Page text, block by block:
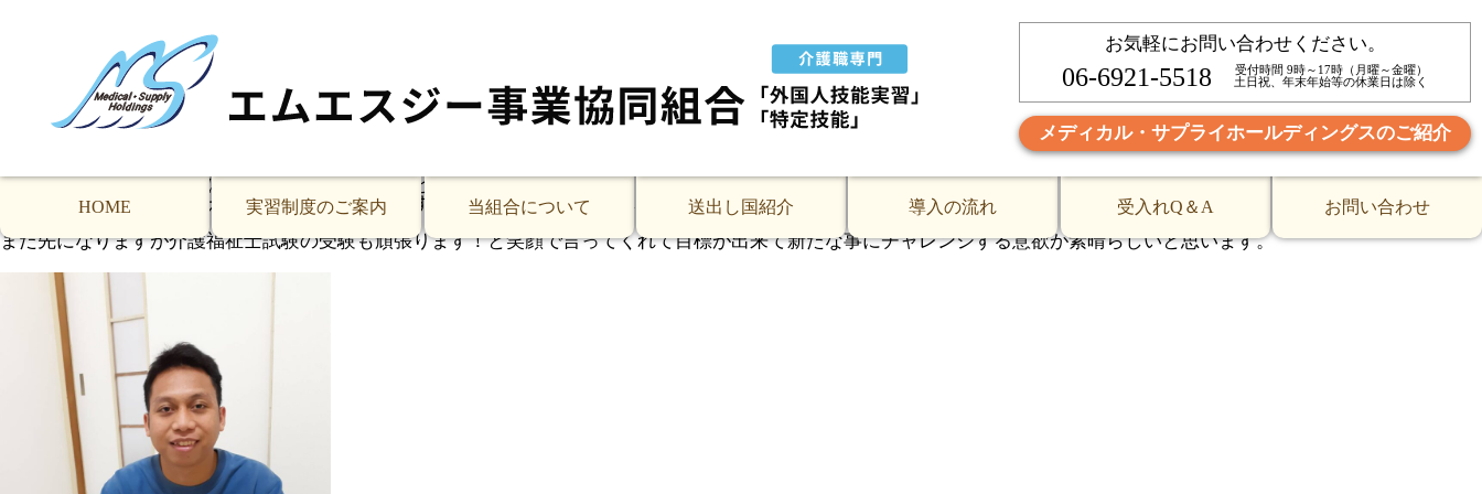
お気軽にお問い合わせください。
06-6921-5518
受付時間 9時～17時（月曜～金曜）
土日祝、年末年始等の休業日は除く
メディカル・サプライホールディングスのご紹介
HOME 実習制度のご案内 当組合について 送出し国紹介 導入の流れ 受入れQ＆A お問い合わせ
旭区のグループホームで働いている特定技能実習生のインドネシア人のムサさんの宿泊施設であるマンションに監査訪問で訪れて面談を実施しましした。
実務者研修を来年2月に受講できることに大変喜んでおり安心した様子でした。本社のご担当者様が迅速にご対応いただけたことにも感謝していました。
普段からムサさんが真面目に業務に励んでいるからですよと言うと
また、２月に受講する際にスタッフが不足することを心配していましたが
それはちゃんと会社が考えてくれるので大丈夫ですよと言うと頷いていました。
まだ先になりますが介護福祉士試験の受験も頑張ります！と笑顔で言ってくれて目標が出来て新たな事にチャレンジする意欲が素晴らしいと思います。